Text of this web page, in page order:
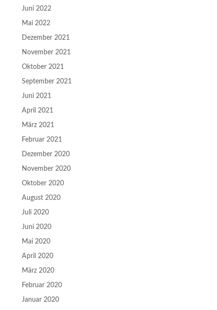
Juni 2022
Mai 2022
Dezember 2021
November 2021
Oktober 2021
September 2021
Juni 2021
April 2021
März 2021
Februar 2021
Dezember 2020
November 2020
Oktober 2020
August 2020
Juli 2020
Juni 2020
Mai 2020
April 2020
März 2020
Februar 2020
Januar 2020